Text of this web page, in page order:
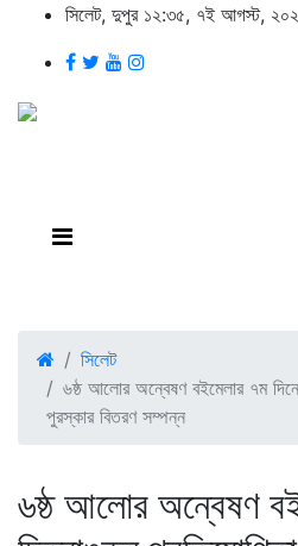
সিলেট, দুপুর ১২:৩৫, ৭ই আগস্ট, ২০২৬
সিলেট
৬ষ্ঠ আলোর অন্বেষণ বইমেলার ৭ম
পুরস্কার বিতরণ সম্পন্ন
৬ষ্ঠ আলোর অন্বেষণ